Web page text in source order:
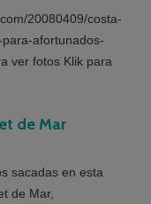
20080409/costa-
afortunados-
ver fotos Klik para
de Mar
sacadas en esta
de Mar,